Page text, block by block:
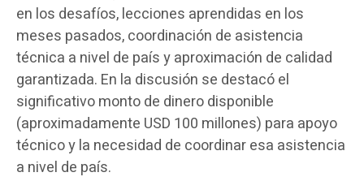
en los desafíos, lecciones aprendidas en los
meses pasados, coordinación de asistencia
técnica a nivel de país y aproximación de calidad
garantizada. En la discusión se destacó el
significativo monto de dinero disponible
(aproximadamente USD 100 millones) para apoyo
técnico y la necesidad de coordinar esa asistencia
a nivel de país.